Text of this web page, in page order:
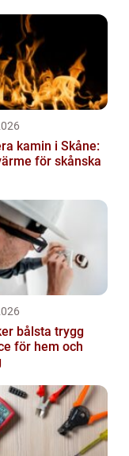
kamin i Skåne:
för skånska
trygg
för hem och